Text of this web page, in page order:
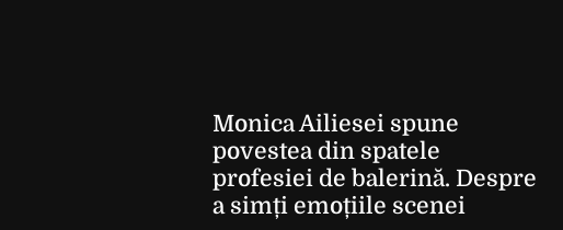
Monica Ailiesei spune
povestea din spatele
profesiei de balerină. Despre
a simți emoțiile scenei